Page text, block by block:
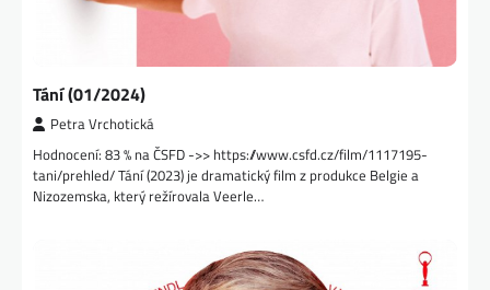
Tání (01/2024)
Petra Vrchotická
Hodnocení: 83 % na ČSFD ->> https://www.csfd.cz/film/1117195-
tani/prehled/ Tání (2023) je dramatický film z produkce Belgie a
Nizozemska, který režírovala Veerle…